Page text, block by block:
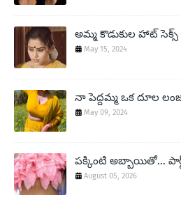
అమ్మ కొడుకుల హాట్ సెక్స్
May 15, 2024
నా పెద్దమ్మ ఒక దూల
May 09, 2024
పక్కింటి అబ్బాయితో...
August 05, 2026